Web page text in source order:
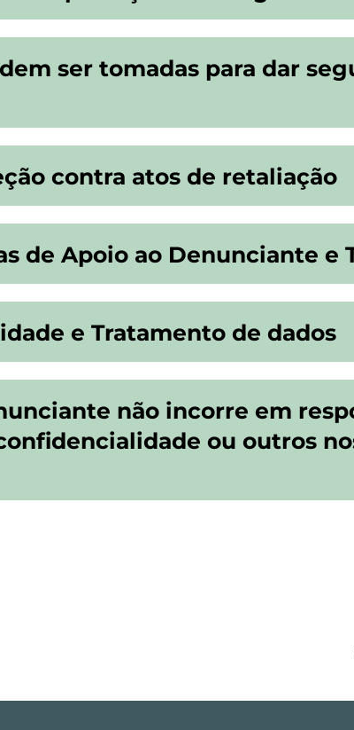
ser tomadas para dar
contra atos de retaliação
de Apoio ao Denunciante e
e Tratamento de dados
não incorre em
ou outros